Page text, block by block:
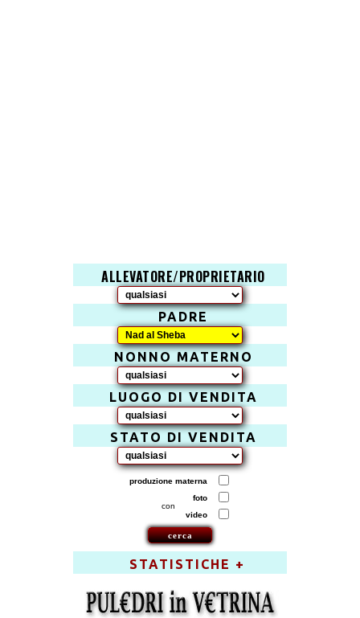
ALLEVATORE/PROPRIETARIO
PADRE
NONNO MATERNO
LUOGO DI VENDITA
STATO DI VENDITA
produzione materna
con
foto
video
STATISTICHE +